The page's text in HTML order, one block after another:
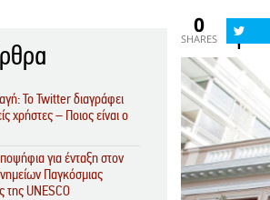
0
SHARES
To Twitter διαγράφει
χρήστες – Ποιος είναι ο
για ένταξη στον
Παγκόσμιας
της UNESCO